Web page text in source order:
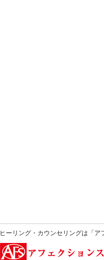
ヒーリング・カウンセリングは「ア